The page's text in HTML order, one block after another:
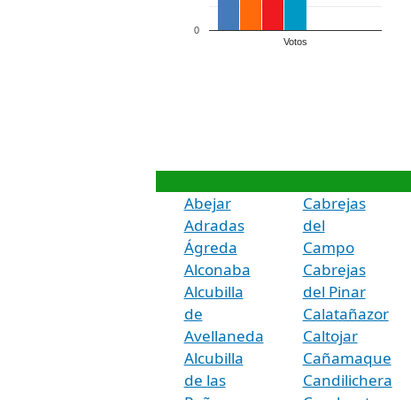
Votos
0
Abejar
Adradas
Ágreda
Alconaba
Alcubilla
de
Avellaneda
Alcubilla
de las
Cabrejas
del
Campo
Cabrejas
del Pinar
Calatañazor
Caltojar
Cañamaque
Candilichera